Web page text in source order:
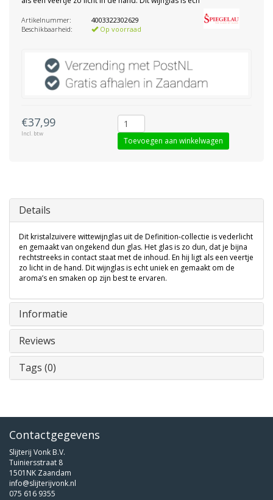
Artikelnummer:
4003322302629
Beschikbaarheid:
Op voorraad
€37,99
Incl. btw
Toevoegen aan winkelwagen
Details
Dit kristalzuivere wittewijnglas uit de Definition-collectie is vederlicht
en gemaakt van ongekend dun glas. Het glas is zo dun, dat je bijna
rechtstreeks in contact staat met de inhoud. En hij ligt als een veertje
zo licht in de hand. Dit wijnglas is echt uniek en gemaakt om de
aroma’s en smaken op zijn best te ervaren.
Informatie
Reviews
Tags (0)
Contactgegevens
Slijterij Vonk B.V.
Tuiniersstraat 8
1501NK Zaandam
info@slijterijvonk.nl
075 616 9355